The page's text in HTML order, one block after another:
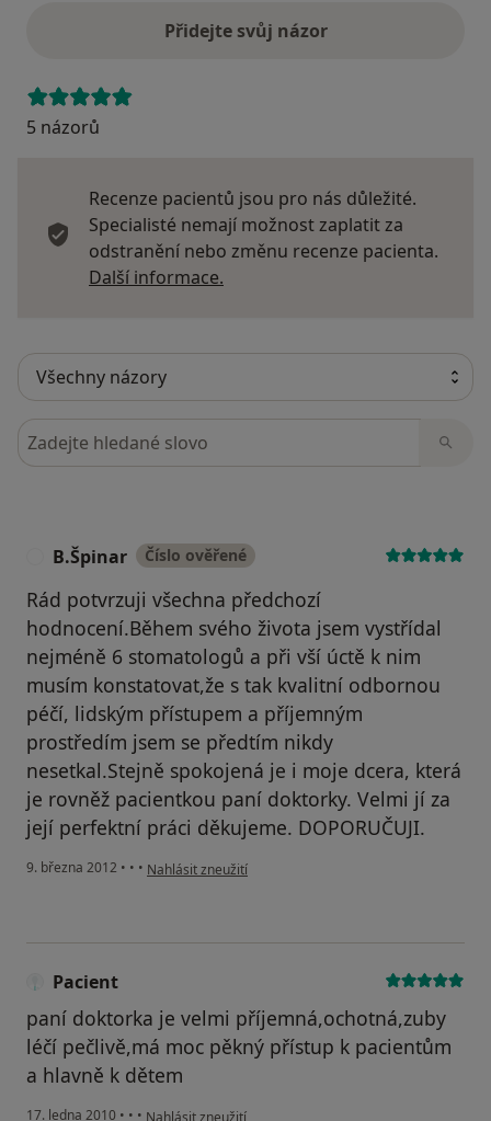
Přidejte svůj názor
5 názorů
Recenze pacientů jsou pro nás důležité.
Specialisté nemají možnost zaplatit za
odstranění nebo změnu recenze pacienta.
Další informace.
Hledejte v názorech
B.Špinar Číslo ověřené
Rád potvrzuji všechna předchozí
hodnocení.Během svého života jsem vystřídal
nejméně 6 stomatologů a při vší úctě k nim
musím konstatovat,že s tak kvalitní odbornou
péčí, lidským přístupem a příjemným
prostředím jsem se předtím nikdy
nesetkal.Stejně spokojená je i moje dcera, která
je rovněž pacientkou paní doktorky. Velmi jí za
její perfektní práci děkujeme. DOPORUČUJI.
9. března 2012 • • • podle názoru uživatele B.Špinar
Nahlásit zneužití
Pacient
paní doktorka je velmi příjemná,ochotná,zuby
léčí pečlivě,má moc pěkný přístup k pacientům
a hlavně k dětem
17. ledna 2010 • • • podle názoru uživatele Pacient